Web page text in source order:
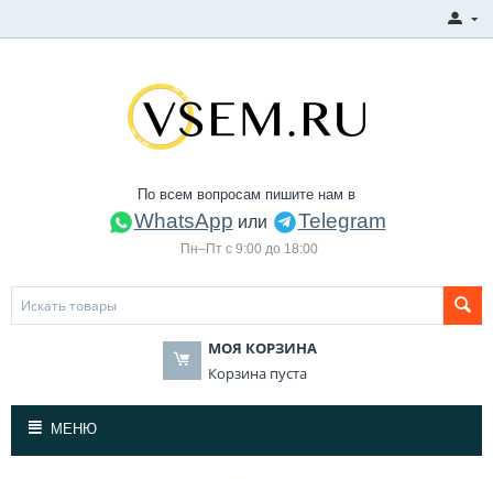
По всем вопросам пишите нам в
WhatsApp или Telegram
Пн–Пт с 9:00 до 18:00
МОЯ КОРЗИНА
Корзина пуста
МЕНЮ